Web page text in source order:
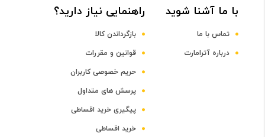
1.7 و 2.2 گیگاهرتز
با ما آشنا شوید
تماس با ما
درباره آترامارت
راهنمایی نیاز دارید؟
بازگرداندن کالا
قوانین و مقررات
حریم خصوصی کاربران
پرسش های متداول
پیگیری خرید اقساطی
خرید اقساطی